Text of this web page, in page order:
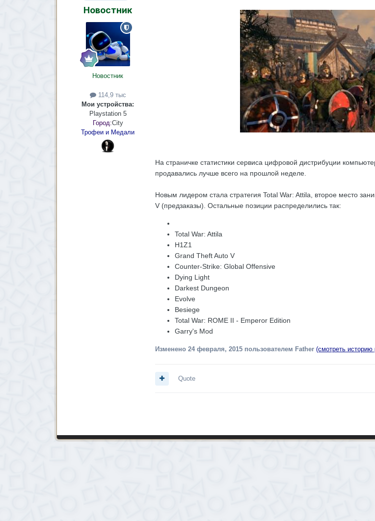
Новостник
Новостник
114,9 тыс
Мои устройства:
Playstation 5
Город:City
Трофеи и Медали
На страничке статистики сервиса цифровой дистрибуции
продавались лучше всего на прошлой неделе.
Новым лидером стала стратегия Total War: Attila, второе место
V (предзаказы). Остальные позиции распределились так:
Total War: Attila
H1Z1
Grand Theft Auto V
Counter-Strike: Global Offensive
Dying Light
Darkest Dungeon
Evolve
Besiege
Total War: ROME II - Emperor Edition
Garry's Mod
Изменено 24 февраля, 2015пользователем Father (смотреть историю
Quote